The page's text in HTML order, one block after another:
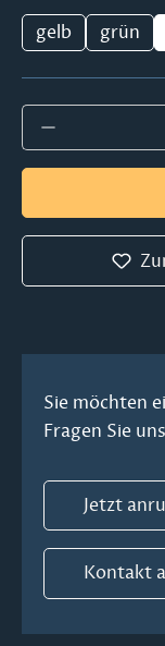
gelb
grün
Produkt
Sie möchten
Fragen Sie
Jetzt
Kontakt